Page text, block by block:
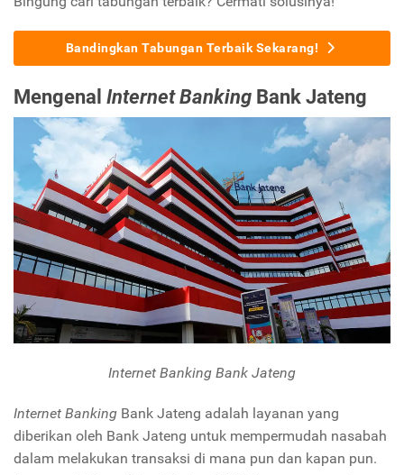
Bandingkan Tabungan Terbaik Sekarang!
Mengenal Internet Banking Bank Jateng
Internet Banking Bank Jateng
Internet Banking Bank Jateng adalah layanan yang
diberikan oleh Bank Jateng untuk mempermudah nasabah
dalam melakukan transaksi di mana pun dan kapan pun.